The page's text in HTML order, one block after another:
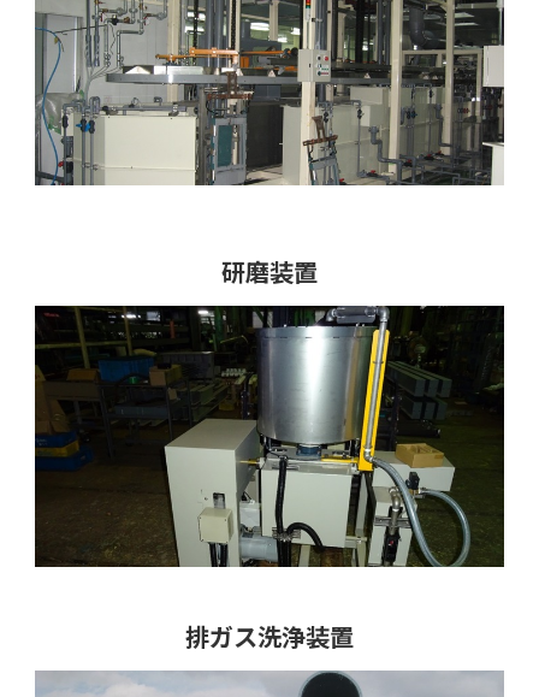
研磨装置
排ガス洗浄装置